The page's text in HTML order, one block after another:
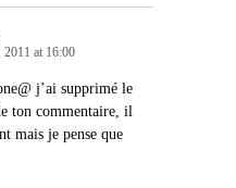
2011 at 16:00
j’ai supprimé le
ton commentaire, il
mais je pense que